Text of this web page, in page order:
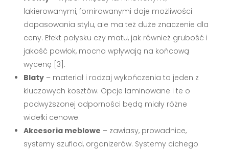
lakierowanymi, fornirowanymi daje możliwości
dopasowania stylu, ale ma też duże znaczenie dla
ceny. Efekt połysku czy matu, jak również grubość i
jakość powłok, mocno wpływają na końcową
wycenę [3] .
Blaty – materiał i rodzaj wykończenia to jeden z
kluczowych kosztów. Opcje laminowane i te o
podwyższonej odporności będą miały różne
widełki cenowe.
Akcesoria meblowe – zawiasy, prowadnice,
systemy szuflad, organizerów. Systemy cichego